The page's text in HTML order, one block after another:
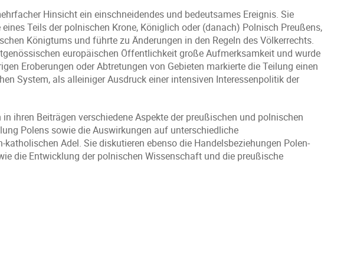
Hinsicht ein einschneidendes und bedeutsames Ereignis. Sie
Teils der polnischen Krone, Königlich oder (danach) Polnisch Preußens,
Königtums und führte zu Änderungen in den Regeln des Völkerrechts.
europäischen Öffentlichkeit große Aufmerksamkeit und wurde
Eroberungen oder Abtretungen von Gebieten markierte die Teilung einen
System, als alleiniger Ausdruck einer intensiven Interessenpolitik der
ihren Beiträgen verschiedene Aspekte der preußischen und polnischen
Polens sowie die Auswirkungen auf unterschiedliche
Adel. Sie diskutieren ebenso die Handelsbeziehungen Polen-
die Entwicklung der polnischen Wissenschaft und die preußische